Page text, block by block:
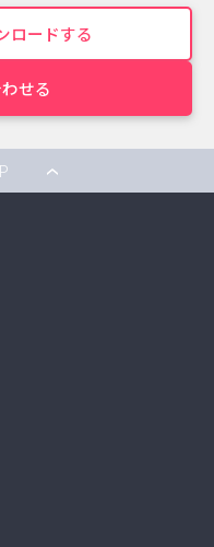
ロードする
せる